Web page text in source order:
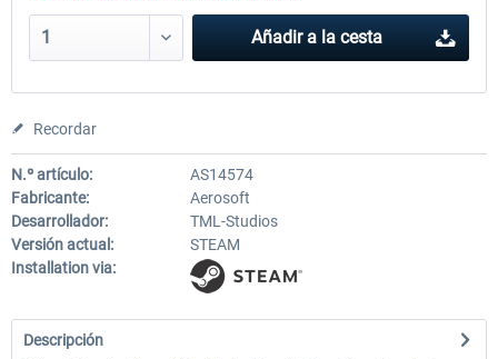
Añadir a la cesta
Recordar
N.º artículo:
AS14574
Fabricante:
Aerosoft
Desarrollador:
TML-Studios
Versión actual:
STEAM
Installation via:
Descripción